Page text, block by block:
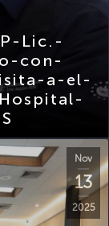
Lic.-
con-
a-el-
13
2025